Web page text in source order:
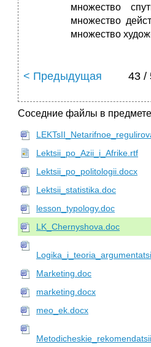
множество
множество
множество
< Предыдущая 43 /
Соседние файлы в предмете
Lektsii_po_Azii_i_Afrike.rtf
Lektsii_po_politologii.docx
Lektsii_statistika.doc
lesson_typology.doc
LK_Chernyshova.doc
Marketing.doc
marketing.docx
meo_ek.docx